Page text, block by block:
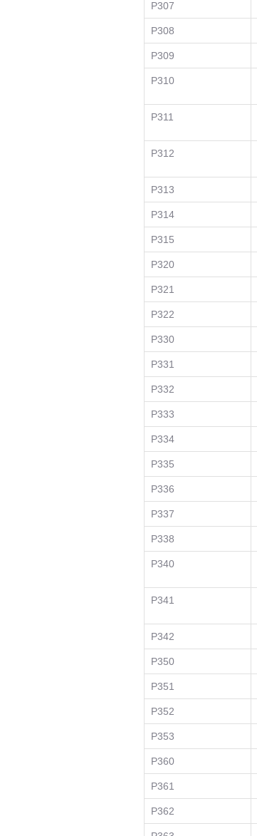
P307
P308
P309
P310
P311
P312
P313
P314
P315
P320
P321
P322
P330
P331
P332
P333
P334
P335
P336
P337
P338
P340
P341
P342
P350
P351
P352
P353
P360
P361
P362